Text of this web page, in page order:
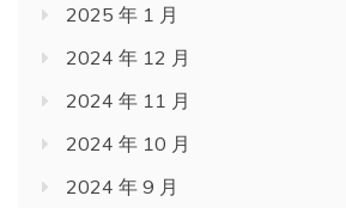
2025 年 1 月
2024 年 12 月
2024 年 11 月
2024 年 10 月
2024 年 9 月